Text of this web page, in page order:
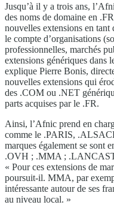
Jusqu’à il y a trois ans,
des noms de domaine en
nouvelles extensions en tant
le compte d’organisations
professionnelles, marchés
extensions génériques dans
explique Pierre Bonis,
nouvelles extensions qui
des .COM ou .NET
parts acquises par le .FR.
Ainsi, l’Afnic prend en
comme le .PARIS,
marques également se sont
.OVH ; .MMA ;
« Pour ces extensions de
poursuit-il. MMA, par
intéressante autour de ses
au niveau local. »